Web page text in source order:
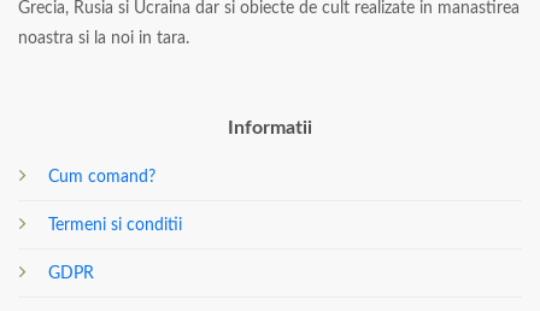
Grecia, Rusia si Ucraina dar si obiecte de cult realizate in manastirea
noastra si la noi in tara.
Informatii
Cum comand?
Termeni si conditii
GDPR